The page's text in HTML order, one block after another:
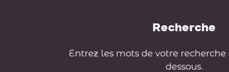
Recherche
Entrez les mots de votre recherche
dessous.